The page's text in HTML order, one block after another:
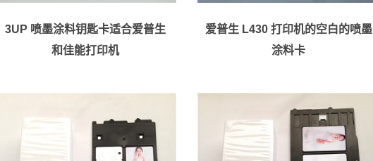
3UP 喷墨涂料钥匙卡适合爱普生
和佳能打印机
爱普生 L430 打印机的空白的喷墨
涂料卡